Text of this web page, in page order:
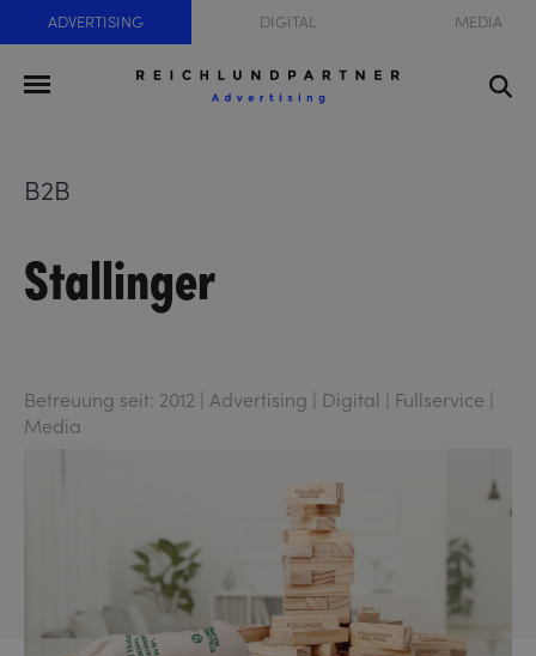
ADVERTISING DIGITAL MEDIA
B2B
Stallinger
Betreuung seit: 2012 | Advertising | Digital | Fullservice |
Media